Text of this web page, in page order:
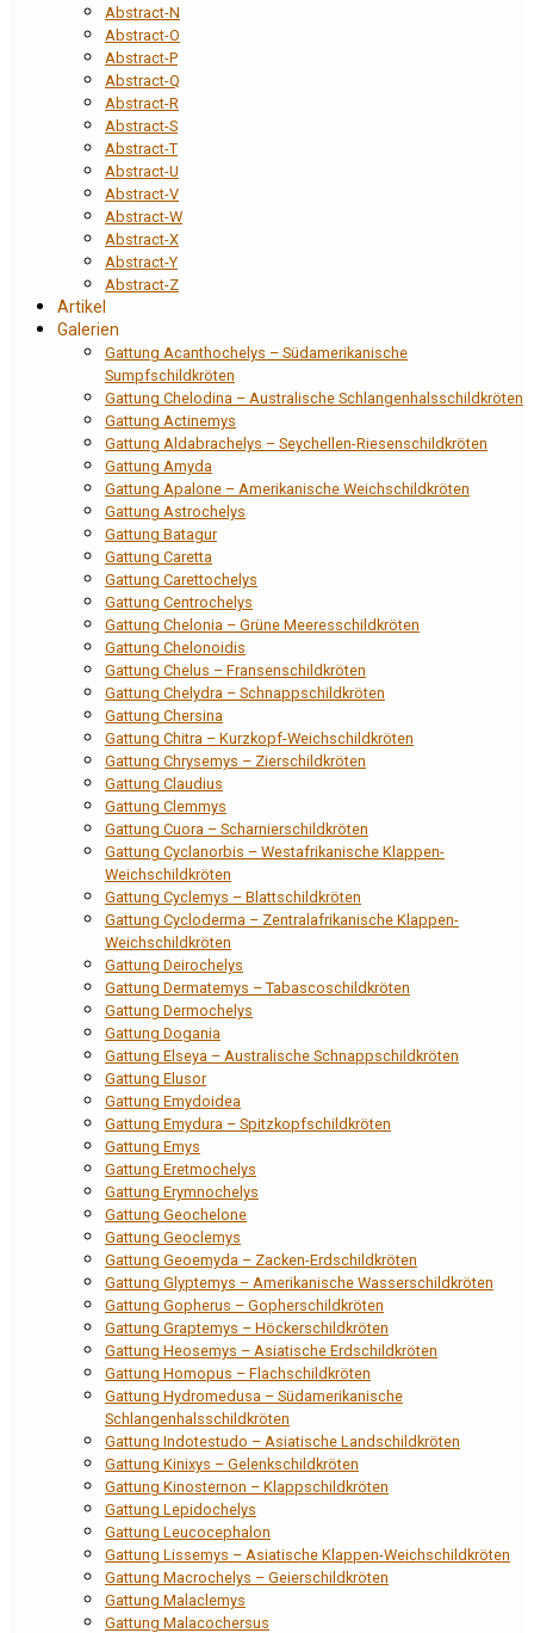
Abstract-N
Abstract-O
Abstract-P
Abstract-Q
Abstract-R
Abstract-S
Abstract-T
Abstract-U
Abstract-V
Abstract-W
Abstract-X
Abstract-Y
Abstract-Z
Artikel
Galerien
Gattung Acanthochelys – Südamerikanische
Sumpfschildkröten
Gattung Chelodina – Australische Schlangenhalsschildkröten
Gattung Actinemys
Gattung Aldabrachelys – Seychellen-Riesenschildkröten
Gattung Amyda
Gattung Apalone – Amerikanische Weichschildkröten
Gattung Astrochelys
Gattung Batagur
Gattung Caretta
Gattung Carettochelys
Gattung Centrochelys
Gattung Chelonia – Grüne Meeresschildkröten
Gattung Chelonoidis
Gattung Chelus – Fransenschildkröten
Gattung Chelydra – Schnappschildkröten
Gattung Chersina
Gattung Chitra – Kurzkopf-Weichschildkröten
Gattung Chrysemys – Zierschildkröten
Gattung Claudius
Gattung Clemmys
Gattung Cuora – Scharnierschildkröten
Gattung Cyclanorbis – Westafrikanische Klappen-
Weichschildkröten
Gattung Cyclemys – Blattschildkröten
Gattung Cycloderma – Zentralafrikanische Klappen-
Weichschildkröten
Gattung Deirochelys
Gattung Dermatemys – Tabascoschildkröten
Gattung Dermochelys
Gattung Dogania
Gattung Elseya – Australische Schnappschildkröten
Gattung Elusor
Gattung Emydoidea
Gattung Emydura – Spitzkopfschildkröten
Gattung Emys
Gattung Eretmochelys
Gattung Erymnochelys
Gattung Geochelone
Gattung Geoclemys
Gattung Geoemyda – Zacken-Erdschildkröten
Gattung Glyptemys – Amerikanische Wasserschildkröten
Gattung Gopherus – Gopherschildkröten
Gattung Graptemys – Höckerschildkröten
Gattung Heosemys – Asiatische Erdschildkröten
Gattung Homopus – Flachschildkröten
Gattung Hydromedusa – Südamerikanische
Schlangenhalsschildkröten
Gattung Indotestudo – Asiatische Landschildkröten
Gattung Kinixys – Gelenkschildkröten
Gattung Kinosternon – Klappschildkröten
Gattung Lepidochelys
Gattung Leucocephalon
Gattung Lissemys – Asiatische Klappen-Weichschildkröten
Gattung Macrochelys – Geierschildkröten
Gattung Malaclemys
Gattung Malacochersus